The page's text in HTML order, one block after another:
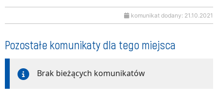
komunikat dodany: 21.10.2021
Pozostałe komunikaty dla tego miejsca
Brak bieżących komunikatów